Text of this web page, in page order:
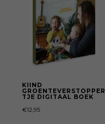
KIIND
GROENTEVERSTOPPER
TJE DIGITAAL BOEK
€12,95